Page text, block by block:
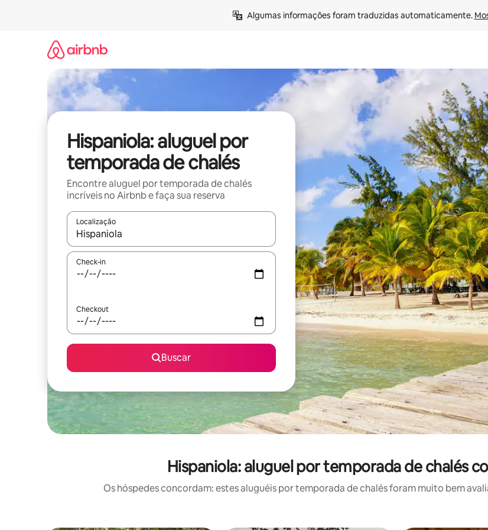
Algumas informações foram traduzidas automaticamente.
Hispaniola: aluguel por
temporada de chalés
Encontre aluguel por temporada de chalés
incríveis no Airbnb e faça sua reserva
Localização
Quando os resultados estiverem disponíveis, explore-os usando as seta para cima e para baixo do teclado
Check-in
Checkout
Buscar
Hispaniola: aluguel por temporada de chalés
Os hóspedes concordam: estes aluguéis por temporada de chalés foram muito bem